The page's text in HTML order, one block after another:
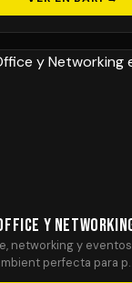
y
networking y
perfecta para